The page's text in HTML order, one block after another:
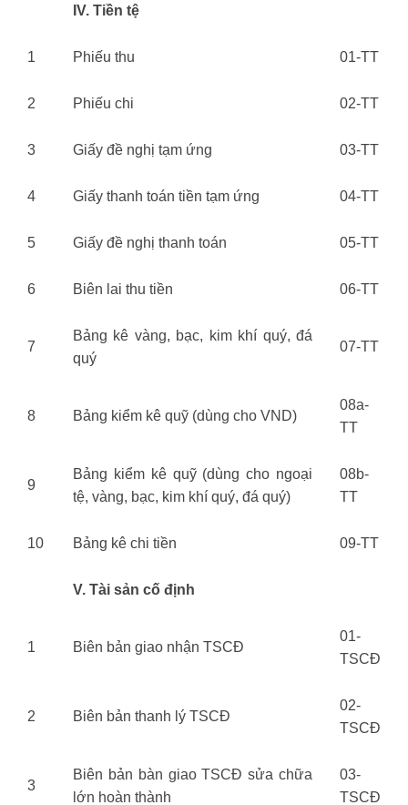
IV. Tiền tệ
1 Phiếu thu 01-TT
2 Phiếu chi 02-TT
3 Giấy đề nghị tạm ứng 03-TT
4 Giấy thanh toán tiền tạm ứng 04-TT
5 Giấy đề nghị thanh toán 05-TT
6 Biên lai thu tiền 06-TT
7
Bảng kê vàng, bạc, kim khí quý, đá
quý
07-TT
8 Bảng kiểm kê quỹ (dùng cho VND)
08a-
TT
9
Bảng kiểm kê quỹ (dùng cho ngoại
tệ, vàng, bạc, kim khí quý, đá quý)
08b-
TT
10 Bảng kê chi tiền 09-TT
V. Tài sản cố định
1 Biên bản giao nhận TSCĐ
01-
TSCĐ
2 Biên bản thanh lý TSCĐ
02-
TSCĐ
3
Biên bản bàn giao TSCĐ sửa chữa
lớn hoàn thành
03-
TSCĐ